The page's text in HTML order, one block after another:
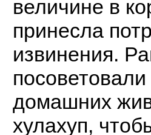
величине в
принесла
извинения.
домашних
хулахуп,